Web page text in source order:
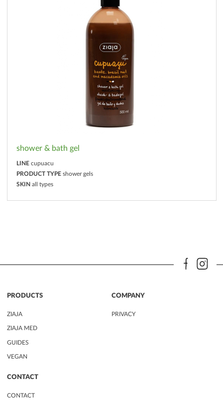
shower & bath gel
LINE cupuacu
PRODUCT TYPE shower gels
SKIN all types
PRODUCTS
ZIAJA
ZIAJA MED
GUIDES
VEGAN
COMPANY
PRIVACY
CONTACT
CONTACT